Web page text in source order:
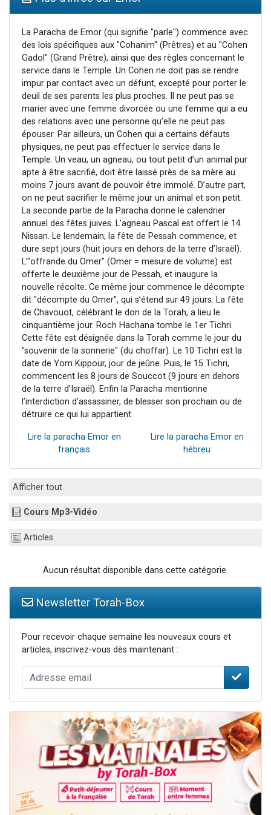
3 personnes viennent de nous rejoindre sur WhatsApp
2 personnes viennent de nous rejoindre sur WhatsApp
2 nouvelles musiques dans Torah-Box Music
6 personnes viennent de nous rejoindre sur WhatsApp
La Paracha de Emor (qui signifie "parle") commence avec
des lois spécifiques aux "Cohanim" (Prêtres) et au "Cohen
Gadol" (Grand Prêtre), ainsi que des règles concernant le
service dans le Temple. Un Cohen ne doit pas se rendre
impur par contact avec un défunt, excepté pour porter le
deuil de ses parents les plus proches. Il ne peut pas se
marier avec une femme divorcée ou une femme qui a eu
des relations avec une personne qu’elle ne peut pas
épouser. Par ailleurs, un Cohen qui a certains défauts
physiques, ne peut pas effectuer le service dans le
Temple. Un veau, un agneau, ou tout petit d’un animal pur
apte à être sacrifié, doit être laissé près de sa mère au
moins 7 jours avant de pouvoir être immolé. D’autre part,
on ne peut sacrifier le même jour un animal et son petit.
La seconde partie de la Paracha donne le calendrier
annuel des fêtes juives. L’agneau Pascal est offert le 14
Nissan. Le lendemain, la fête de Pessah commence, et
dure sept jours (huit jours en dehors de la terre d’Israël).
L’"offrande du Omer" (Omer = mesure de volume) est
offerte le deuxième jour de Pessah, et inaugure la
nouvelle récolte. Ce même jour commence le décompte
dit "décompte du Omer", qui s’étend sur 49 jours. La fête
de Chavouot, célébrant le don de la Torah, a lieu le
cinquantième jour. Roch Hachana tombe le 1er Tichri.
Cette fête est désignée dans la Torah comme le jour du
"souvenir de la sonnerie" (du choffar). Le 10 Tichri est la
date de Yom Kippour, jour de jeûne. Puis, le 15 Tichri,
commencent les 8 jours de Souccot (9 jours en dehors
de la terre d’Israël). Enfin la Paracha mentionne
l’interdiction d’assassiner, de blesser son prochain ou de
détruire ce qui lui appartient.
Lire la paracha Emor en
français
Lire la paracha Emor en
hébreu
Afficher tout
Cours Mp3-Vidéo
Articles
Aucun résultat disponible dans cette catégorie.
Newsletter Torah-Box
Pour recevoir chaque semaine les nouveaux cours et
articles, inscrivez-vous dès maintenant :